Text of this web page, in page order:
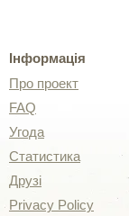
Інформація
Про проект
FAQ
Угода
Статистика
Друзі
Privacy Policy